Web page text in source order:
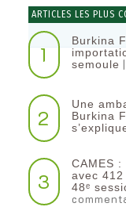
ARTICLES LES PLUS
1
Burkina
semoule
2
Une
Burkina
3
CAMES
avec
48ᵉ